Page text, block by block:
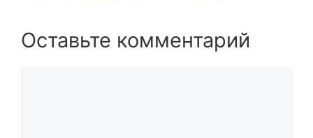
Оставьте комментарий